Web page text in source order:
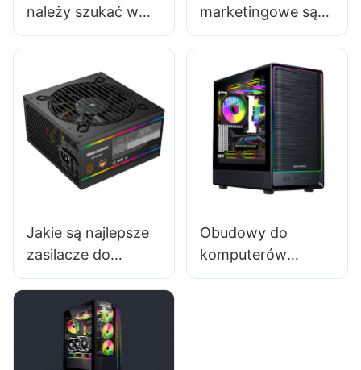
należy szukać w
niedrogiej
komputera
gamingowego?
marketingowe są
najskuteczniejsze
obudów do
komputerów
gamingowych?
Jakie są najlepsze
zasilacze do
komputerów PC z
systemem Linux?
Obudowy do
komputerów
gamingowych